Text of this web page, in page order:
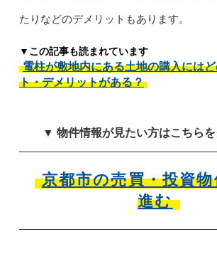
たりなどのデメリットもあります。
▼この記事も読まれています
電柱が敷地内にある土地の購入には
ト・デメリットがある？
▼ 物件情報が見たい方はこちら
京都市の売買・投資
進む